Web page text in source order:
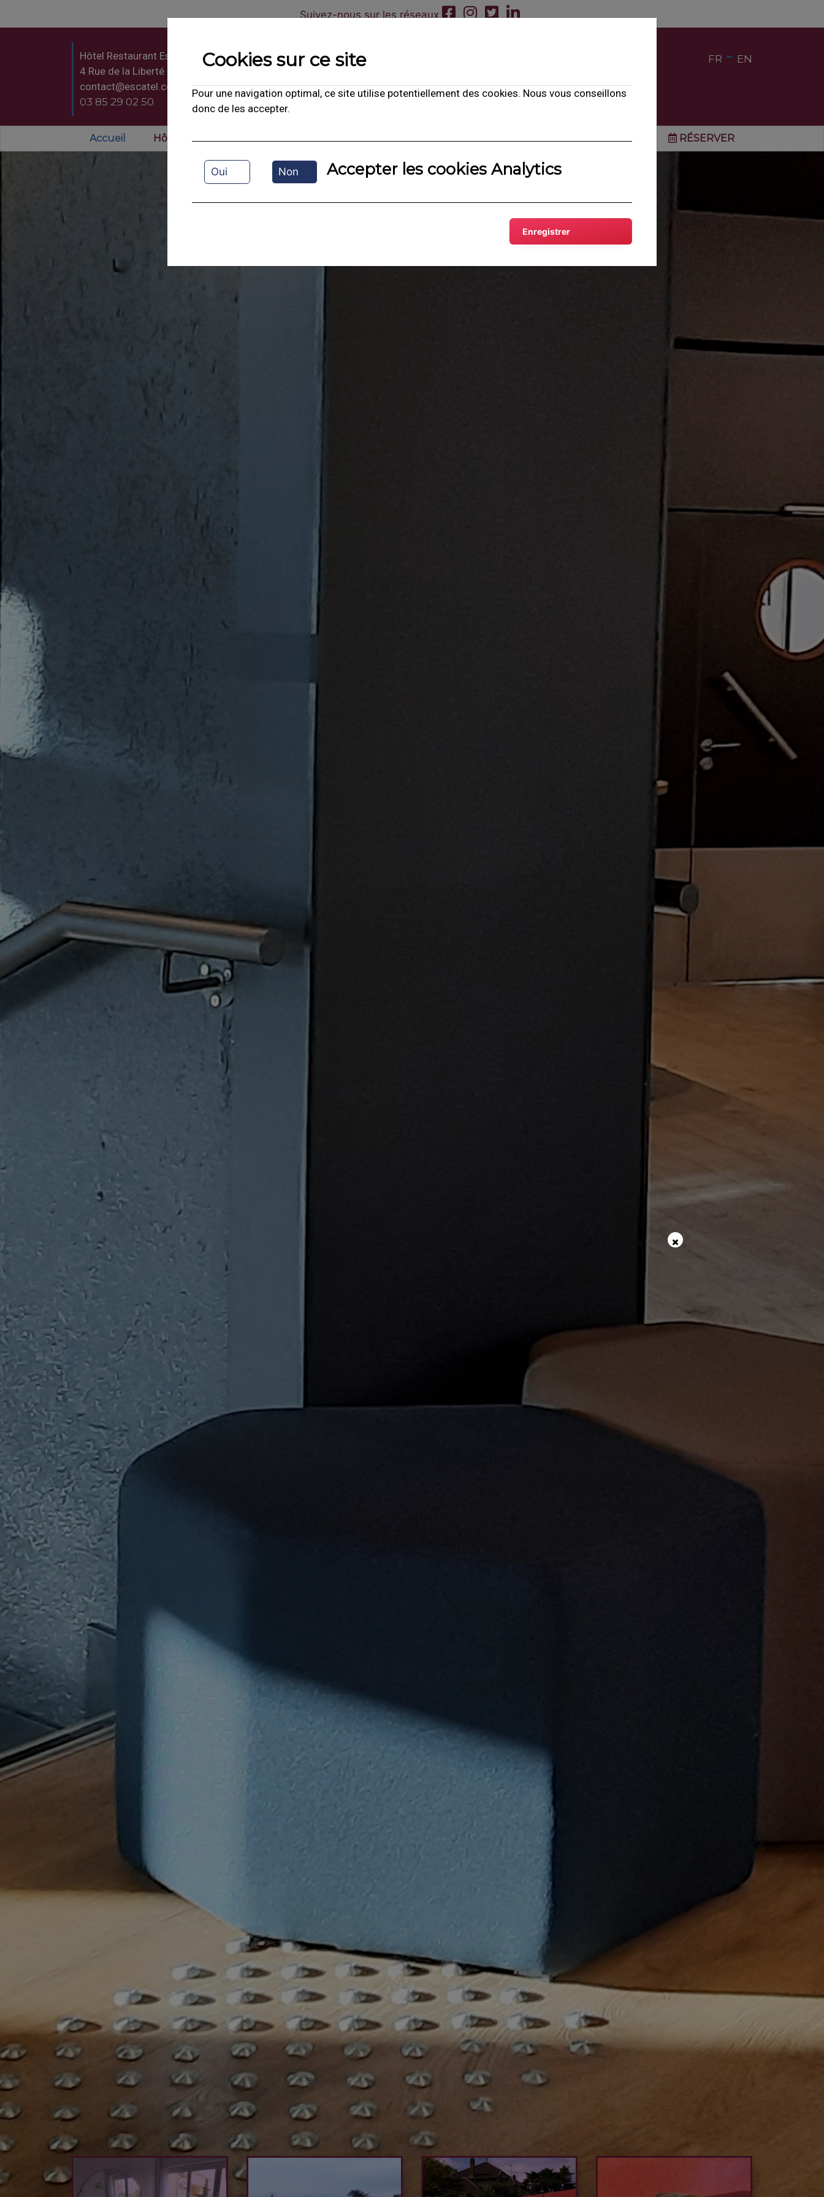
Cookies sur ce site
Pour une navigation optimal, ce site utilise potentiellement des cookies. Nous vous conseillons
donc de les accepter.
Oui Non Accepter les cookies Analytics
Enregistrer
Suivez-nous sur les réseaux
Hôtel Restaurant Escatel
4 Rue de la Liberté - 71000 MÂCON
contact@escatel.com
03 85 29 02 50
FR - EN
Accueil Hôtel Restaurant Séminaire Groupe Tourisme Mini-Golf Offres RÉSERVER